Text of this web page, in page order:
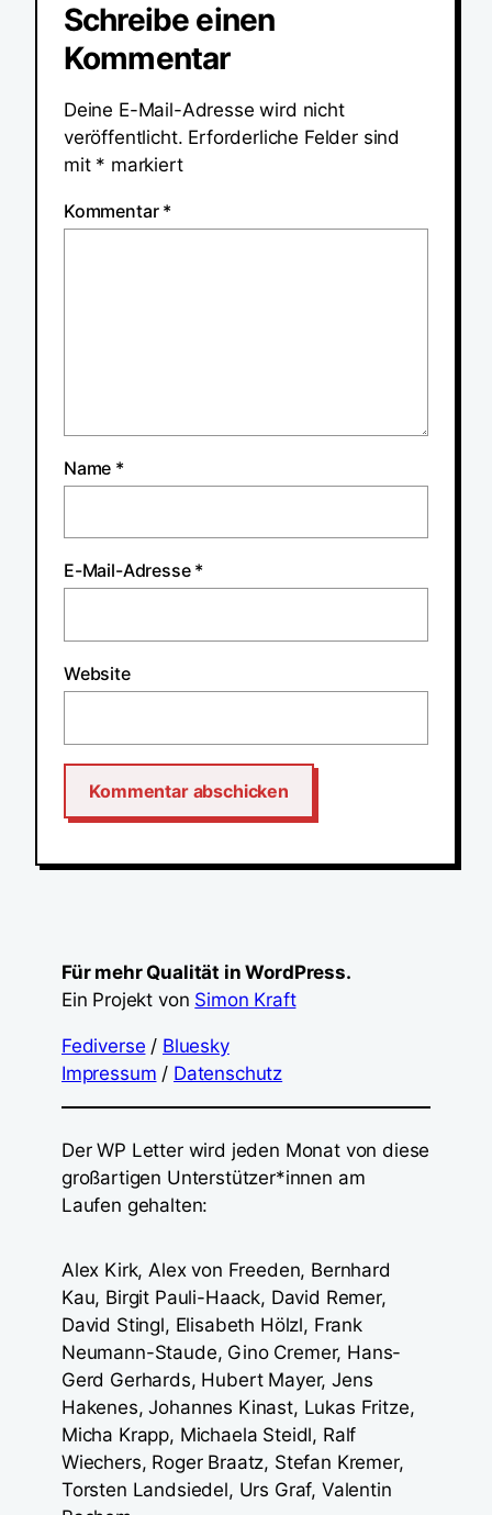
Schreibe einen
Kommentar
Deine E-Mail-Adresse wird nicht
veröffentlicht. Erforderliche Felder sind
mit * markiert
Kommentar *
Name *
E-Mail-Adresse *
Website
Für mehr Qualität in WordPress.
Ein Projekt von Simon Kraft
Fediverse / Bluesky
Impressum / Datenschutz
Der WP Letter wird jeden Monat von diese
großartigen Unterstützer*innen am
Laufen gehalten:
Alex Kirk, Alex von Freeden, Bernhard
Kau, Birgit Pauli-Haack, David Remer,
David Stingl, Elisabeth Hölzl, Frank
Neumann-Staude, Gino Cremer, Hans-
Gerd Gerhards, Hubert Mayer, Jens
Hakenes, Johannes Kinast, Lukas Fritze,
Micha Krapp, Michaela Steidl, Ralf
Wiechers, Roger Braatz, Stefan Kremer,
Torsten Landsiedel, Urs Graf, Valentin